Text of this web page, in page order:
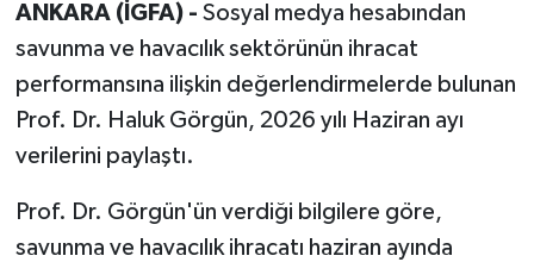
ANKARA (İGFA) - Sosyal medya hesabından
savunma ve havacılık sektörünün ihracat
performansına ilişkin değerlendirmelerde bulunan
Prof. Dr. Haluk Görgün, 2026 yılı Haziran ayı
verilerini paylaştı.
Prof. Dr. Görgün'ün verdiği bilgilere göre,
savunma ve havacılık ihracatı haziran ayında